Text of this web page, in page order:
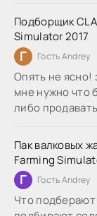
Подборщик
Simulator 2017
Г Гость Andrey
Опять не ясно!
мне нужно что
либо
Пак валковых
Farming
Г Гость Andrey
Что подберают